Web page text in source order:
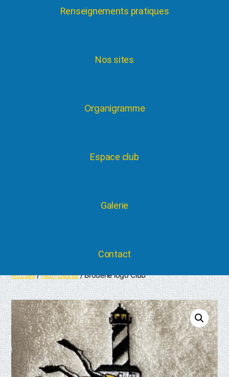
Renseignements pratiques
Nos sites
Organigramme
Espace club
Galerie
Contact
Accueil/Non classé/ Broderie logo Club